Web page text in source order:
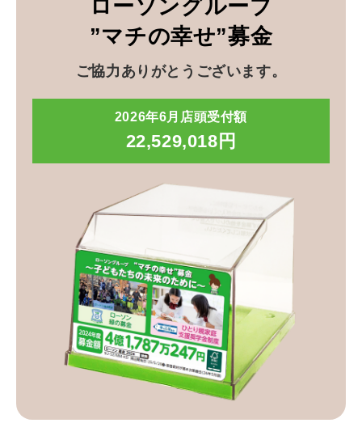
ローソングループ
”マチの幸せ”募金
ご協力ありがとうございます。
2026年6月店頭受付額
22,529,018円